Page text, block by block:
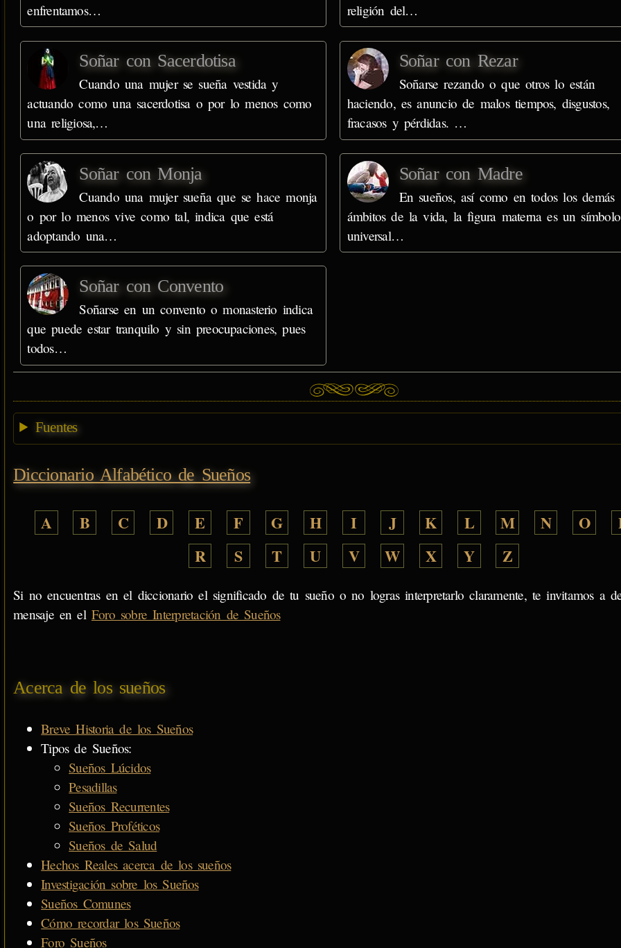
enfrentamos…
religión del…
Soñar con Sacerdotisa
Cuando una mujer se sueña vestida y
actuando como una sacerdotisa o por lo menos como
una religiosa,…
Soñar con Rezar
Soñarse rezando o que otros lo están
haciendo, es anuncio de malos tiempos, disgustos,
fracasos y pérdidas. …
Soñar con Monja
Cuando una mujer sueña que se hace monja
o por lo menos vive como tal, indica que está
adoptando una…
Soñar con Madre
En sueños, así como en todos los demás
ámbitos de la vida, la figura materna es un símbolo
universal…
Soñar con Convento
Soñarse en un convento o monasterio indica
que puede estar tranquilo y sin preocupaciones, pues
todos…
Fuentes
Diccionario Alfabético de Sueños
A B C D E F G H I J K L M N O
R
S T U V W X Y Z
Si no encuentras en el diccionario el significado de tu sueño o no logras interpretarlo claramente, te invitamos a
mensaje en el Foro sobre Interpretación de Sueños
Acerca de los sueños
Breve Historia de los Sueños
Tipos de Sueños:
Sueños Lúcidos
Pesadillas
Sueños Recurrentes
Sueños Proféticos
Sueños de Salud
Hechos Reales acerca de los sueños
Investigación sobre los Sueños
Sueños Comunes
Cómo recordar los Sueños
Foro Sueños